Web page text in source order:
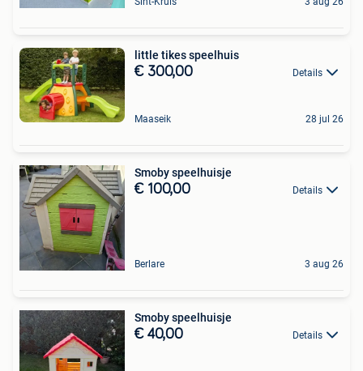
little tikes speelhuis
€ 300,00 Details
Maaseik 28 jul 26
Smoby speelhuisje
€ 100,00 Details
Berlare 3 aug 26
Smoby speelhuisje
€ 40,00 Details